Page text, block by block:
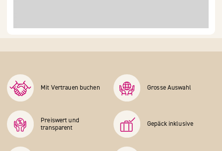
Mit Vertrauen buchen Grosse Auswahl
Preiswert und
transparent
Gepäck inklusive